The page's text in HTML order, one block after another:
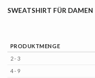
SWEATSHIRT FÜR DAMEN
PRODUKTMENGE
2 - 3
4 - 9